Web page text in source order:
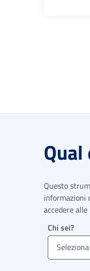
Questo
informazioni
accedere
Chi sei?
Seleziona